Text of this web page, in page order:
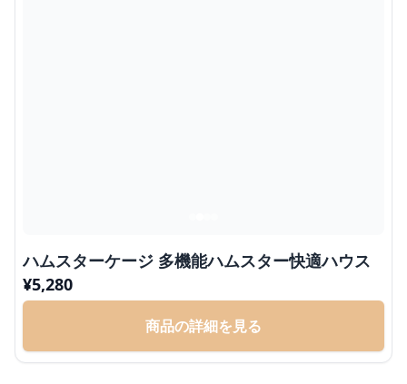
ハムスターケージ 多機能ハムスター快適ハウス
¥5,280
商品の詳細を見る